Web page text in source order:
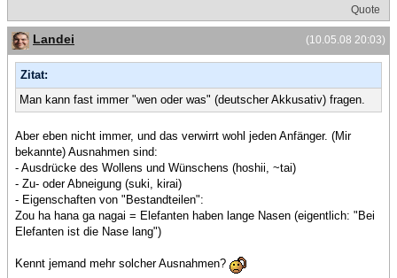
Quote
(10.05.08 20:03)
Landei
Zitat:
Man kann fast immer "wen oder was" (deutscher Akkusativ) fragen.
Aber eben nicht immer, und das verwirrt wohl jeden Anfänger. (Mir
bekannte) Ausnahmen sind:
- Ausdrücke des Wollens und Wünschens (hoshii, ~tai)
- Zu- oder Abneigung (suki, kirai)
- Eigenschaften von "Bestandteilen":
Zou ha hana ga nagai = Elefanten haben lange Nasen (eigentlich: "Bei
Elefanten ist die Nase lang")
Kennt jemand mehr solcher Ausnahmen?